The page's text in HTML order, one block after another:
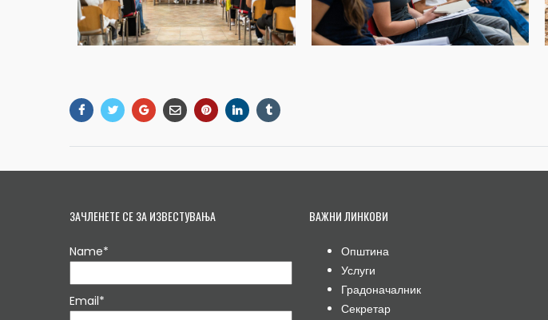
ЗАЧЛЕНЕТЕ СЕ ЗА ИЗВЕСТУВАЊА
Name*
Email*
ВАЖНИ ЛИНКОВИ
Општина
Услуги
Градоначалник
Секретар